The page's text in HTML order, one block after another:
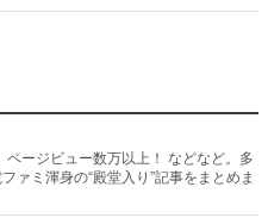
ージビュー数万以上！ などなど。多
ァミ渾身の“殿堂入り”記事をまとめま